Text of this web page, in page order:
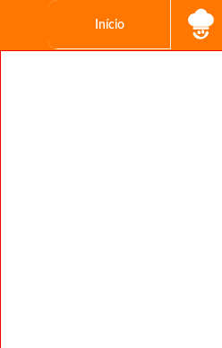
Início